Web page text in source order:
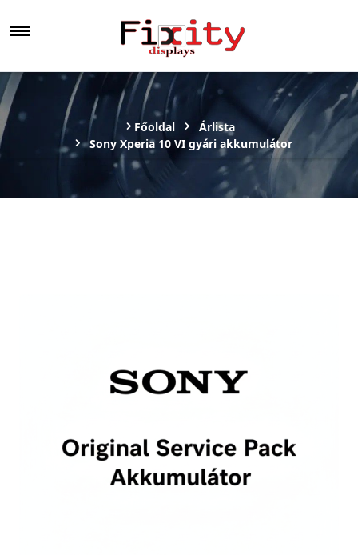
Főoldal
Árlista
Sony Xperia 10 VI gyári akkumulátor